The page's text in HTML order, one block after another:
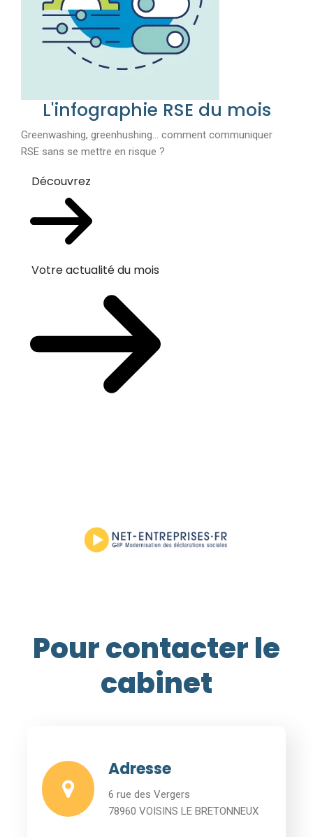
L'infographie RSE du mois
Greenwashing, greenhushing… comment communiquer
RSE sans se mettre en risque ?
Découvrez
Votre actualité du mois
Pour contacter le
cabinet
Adresse
6 rue des Vergers
78960 VOISINS LE BRETONNEUX